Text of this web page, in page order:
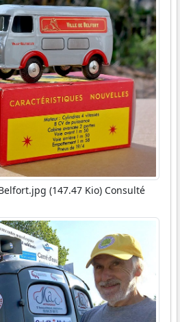
(147.47 Kio) Consulté